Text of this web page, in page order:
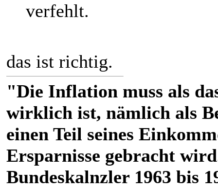
verfehlt.
das ist richtig.
"Die Inflation muss als
wirklich ist, nämlich als
einen Teil seines
Ersparnisse gebracht
Bundeskalnzler 1963 bis